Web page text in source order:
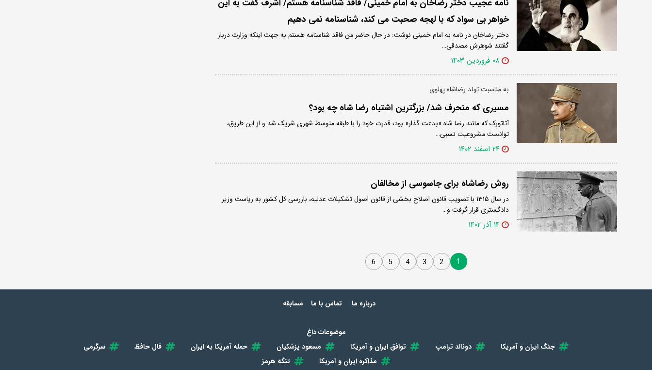
نامه عجیب دختر رضاخان به امام خمینی/ فاقد شناسنامه هستم/ اشرف گفت به این
خواهر بی سواد که با لهجه صحبت می کند، شناسنامه نمی دهیم
دختر رضاخان در نامه به امام خمینی نوشت: در حال حاضر من فاقد شناسنامه هستم به جهت اینکه وزارت دربار
گفتند شوهرش مصدقی…
۰۸ فروردین ۱۴۰۳
به مناسبت تولد رضاشاه پهلوی
مسیری که منحرف شد/ بزرگترین اشتباه رضا شاه چه بود؟
آتاتورک که مانند رضا شاه «بدعت گذار» بود، قدرت خود را با طبقه متوسط شهری شریک شد و از این طریق،
توانست مشروعیت نسبی…
۲۴ اسفند ۱۴۰۲
روش رضاشاه برای جاسوسی از مخالفان
در سال ۱۳۱۵ با تصویب قانون اصلاح بخشی از قانون اصول تشکیلات عدلیه، بازرسی کل کشور به ریاست وزیر
دادگستری قرار گرفت و…
۱۴ آذر ۱۴۰۲
1
2
3
4
5
6
درباره ما تماس با ما مسابقه
موضوعات داغ
جنگ ایران و آمریکا
دونالد ترامپ توافق ایران و آمریکا مسعود پزشکیان حمله آمریکا به ایران فال حافظ
سرگرمی
مذاکره ایران و آمریکا
تنگه هرمز